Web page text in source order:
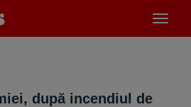
meniu
după incendiul de